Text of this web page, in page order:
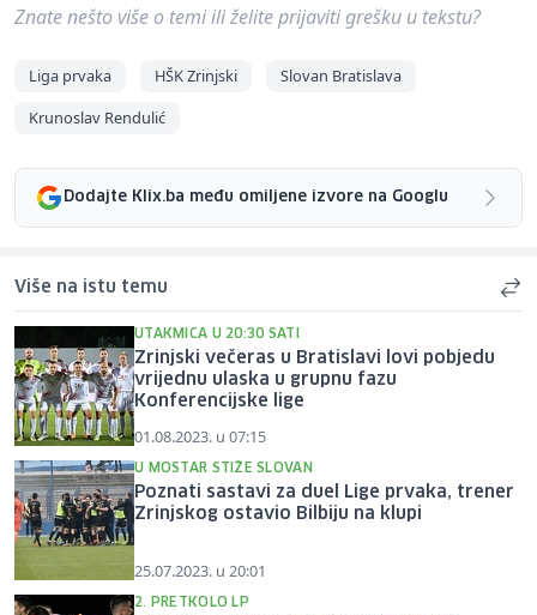
Znate nešto više o temi ili želite prijaviti grešku u tekstu?
Liga prvaka HŠK Zrinjski
Slovan Bratislava
Krunoslav Rendulić
Dodajte Klix.ba među omiljene izvore na Googlu
Više na istu temu
UTAKMICA U 20:30 SATI
Zrinjski večeras u Bratislavi lovi pobjedu
vrijednu ulaska u grupnu fazu
Konferencijske lige
01.08.2023. u 07:15
U MOSTAR STIŽE SLOVAN
Poznati sastavi za duel Lige prvaka, trener
Zrinjskog ostavio Bilbiju na klupi
25.07.2023. u 20:01
2. PRETKOLO LP